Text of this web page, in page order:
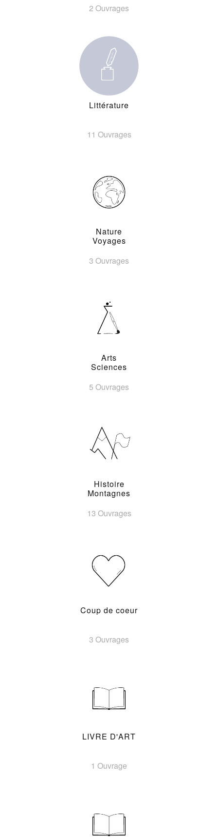
2 Ouvrages
Littérature
11 Ouvrages
Nature
Voyages
3 Ouvrages
Arts
Sciences
5 Ouvrages
Histoire
Montagnes
13 Ouvrages
Coup de coeur
3 Ouvrages
LIVRE D'ART
1 Ouvrage